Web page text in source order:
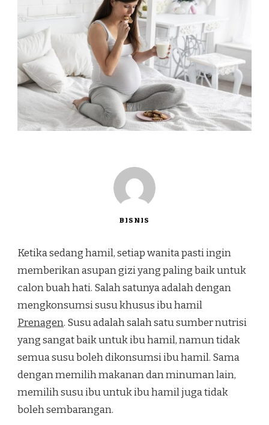
BISNIS
Ketika sedang hamil, setiap wanita pasti ingin
memberikan asupan gizi yang paling baik untuk
calon buah hati. Salah satunya adalah dengan
mengkonsumsi susu khusus ibu hamil
Prenagen. Susu adalah salah satu sumber nutrisi
yang sangat baik untuk ibu hamil, namun tidak
semua susu boleh dikonsumsi ibu hamil. Sama
dengan memilih makanan dan minuman lain,
memilih susu ibu untuk ibu hamil juga tidak
boleh sembarangan.